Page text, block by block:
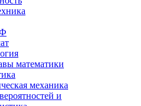
математики
механика
и